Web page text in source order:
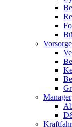
Vorsorge
Manager